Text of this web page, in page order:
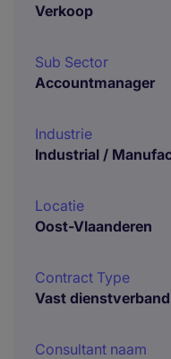
Verkoop
Sub Sector
Accountmanager
Industrie
Industrial /
Locatie
Oost-Vlaanderen
Contract Type
Vast dienstverband
Consultant naam